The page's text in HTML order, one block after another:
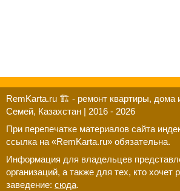
RemKarta.ru 🏗️ - ремонт квартиры, дома
Семей, Казахстан | 2016 - 2026
При перепечатке материалов сайта
ссылка на «RemKarta.ru» обязательна.
Информация для владельцев
организаций, а также для тех, кто хочет
заведение: сюда.